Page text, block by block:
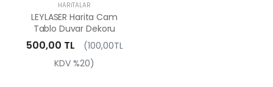
HARITALAR
LEYLASER Harita Cam
Tablo Duvar Dekoru
500,00 TL
(100,00TL
KDV %20)